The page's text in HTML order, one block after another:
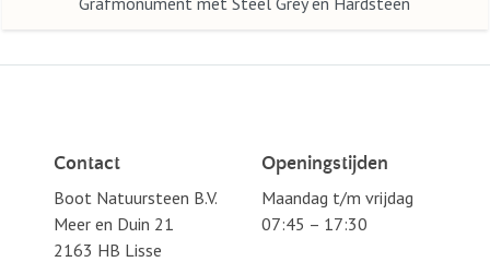
Contact
Boot Natuursteen B.V.
Meer en Duin 21
2163 HB Lisse
Openingstijden
Maandag t/m vrijdag
07:45 – 17:30